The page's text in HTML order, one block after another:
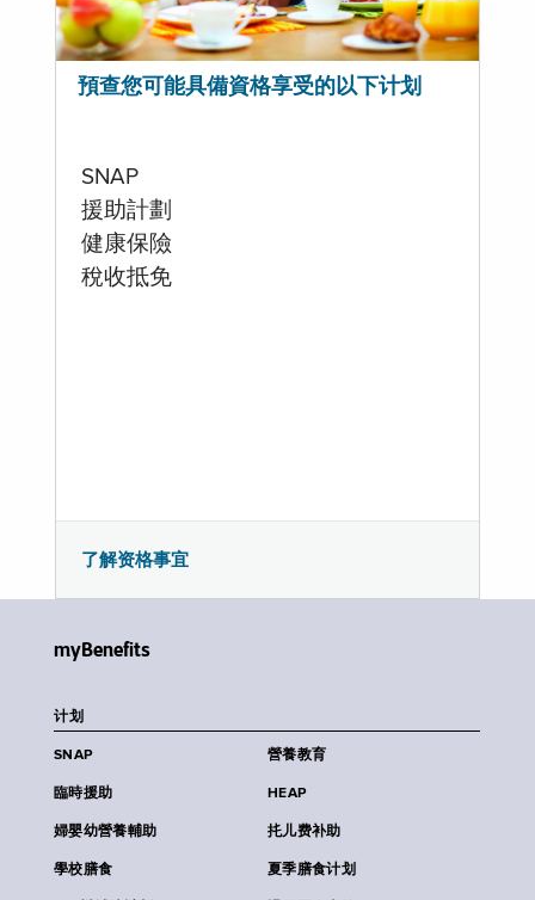
預查您可能具備資格享受的以下计划
SNAP
援助計劃
健康保險
稅收抵免
了解资格事宜
myBenefits
计划
SNAP 營養教育
臨時援助 HEAP
婦嬰幼營養輔助 扥儿费补助
學校膳食 夏季膳食计划